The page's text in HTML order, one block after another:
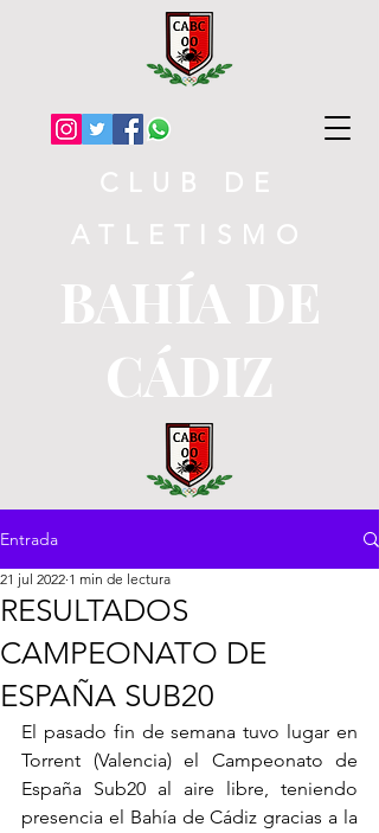
BAHÍA DE
CÁDIZ
CLUB DE
ATLETISMO
Entrada
RESULTADOS
CAMPEONATO DE
ESPAÑA SUB20
21 jul 2022 1 min de lectura
El pasado fin de semana tuvo lugar en
Torrent (Valencia) el Campeonato de
España Sub20 al aire libre, teniendo
presencia el Bahía de Cádiz gracias a la